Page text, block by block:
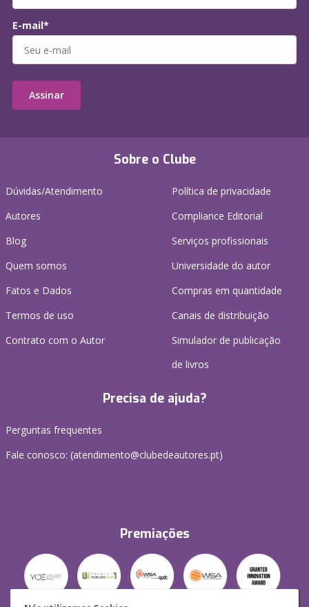
Sobre o Clube
Dúvidas/Atendimento
Autores
Blog
Quem somos
Fatos e Dados
Termos de uso
Contrato com o Autor
Política de privacidade
Compliance Editorial
Serviços profissionais
Universidade do autor
Compras em quantidade
Canais de distribuição
Simulador de publicação
de livros
Precisa de ajuda?
Perguntas frequentes
Fale conosco: (atendimento@clubedeautores.pt)
Premiações
E-mail*
Assinar